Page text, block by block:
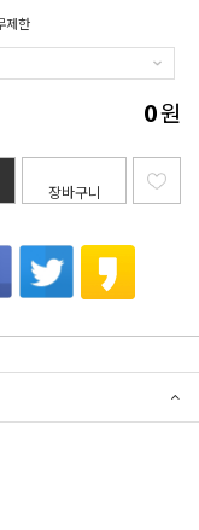
제한
0원
장바구니